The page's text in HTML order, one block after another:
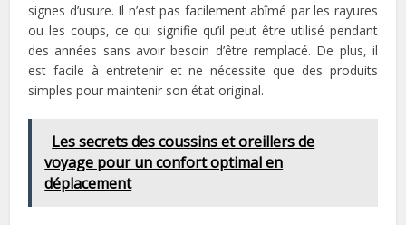
signes d’usure. Il n’est pas facilement abîmé par les rayures
ou les coups, ce qui signifie qu’il peut être utilisé pendant
des années sans avoir besoin d’être remplacé. De plus, il
est facile à entretenir et ne nécessite que des produits
simples pour maintenir son état original.
Les secrets des coussins et oreillers de
voyage pour un confort optimal en
déplacement